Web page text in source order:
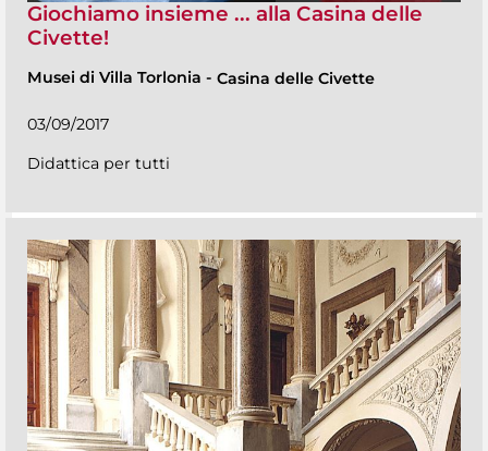
Giochiamo insieme ... alla Casina delle
Civette!
Musei di Villa Torlonia - Casina delle Civette
03/09/2017
Didattica per tutti